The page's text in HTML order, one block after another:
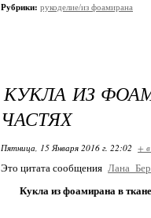
Рубрики: рукоделие/из фоамирана
КУКЛА ИЗ
ЧАСТЯХ
Пятница, 15 Января 2016 г. 22:02 +
Это цитата сообщения
Кукла из фоамирана в